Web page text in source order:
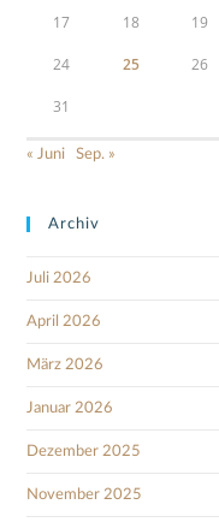
17 18 19
24 25 26
31
« Juni Sep. »
Archiv
Juli 2026
April 2026
März 2026
Januar 2026
Dezember 2025
November 2025